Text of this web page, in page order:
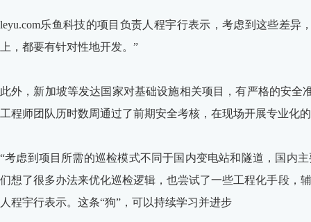
leyu.com乐鱼科技的项目负责人程宇行表示，考虑到这些差
上，都要有针对性地开发。”
此外，新加坡等发达国家对基础设施相关项目，有严格的安全
工程师团队历时数周通过了前期安全考核，在现场开展专业化
“考虑到项目所需的巡检模式不同于国内变电站和隧道，国内
们想了很多办法来优化巡检逻辑，也尝试了一些工程化手段，
人程宇行表示。这条“狗”，可以持续学习并进步